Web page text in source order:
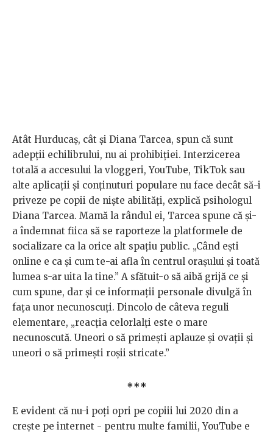
Atât Hurducaș, cât și Diana Tarcea, spun că sunt
adepții echilibrului, nu ai prohibiției. Interzicerea
totală a accesului la vloggeri, YouTube, TikTok sau
alte aplicații și conținuturi populare nu face decât să-i
priveze pe copii de niște abilități, explică psihologul
Diana Tarcea. Mamă la rândul ei, Tarcea spune că și-
a îndemnat fiica să se raporteze la platformele de
socializare ca la orice alt spațiu public. „Când ești
online e ca și cum te-ai afla în centrul orașului și toată
lumea s-ar uita la tine.” A sfătuit-o să aibă grijă ce și
cum spune, dar și ce informații personale divulgă în
fața unor necunoscuți. Dincolo de câteva reguli
elementare, „reacția celorlalți este o mare
necunoscută. Uneori o să primești aplauze și ovații și
uneori o să primești roșii stricate.”
***
E evident că nu-i poți opri pe copiii lui 2020 din a
crește pe internet - pentru multe familii, YouTube e